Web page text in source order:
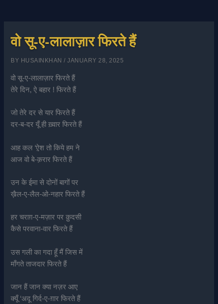
वो सू-ए-लालाज़ार फिरते हैं
BY HUSAINKHAN/JANUARY 28, 2025
वो सू-ए-लालाज़ार फिरते हैं
तेरे दिन, ऐ बहार ! फिरते हैं
जो तेरे दर से यार फिरते हैं
दर-ब-दर यूँ ही ख़्वार फिरते हैं
आह कल ‘ऐ़श तो किये हम ने
आज वो बे-क़रार फिरते हैं
उन के ईमा से दोनों बागों पर
ख़ैल-ए-लैल-ओ-नहार फिरते हैं
हर चराग़-ए-मज़ार पर क़ुदसी
कैसे परवाना-वार फिरते हैं
उस गली का गदा हूँ मैं जिस में
माँगते ताजदार फिरते हैं
जान हैं जान क्या नज़र आए
क्यूँ ‘अदू गिर्द-ए-ग़ार फिरते हैं